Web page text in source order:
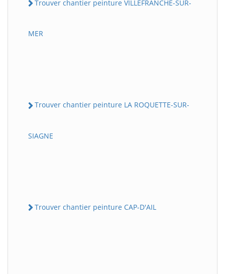
Trouver chantier peinture VILLEFRANCHE-SUR-
MER
Trouver chantier peinture LA ROQUETTE-SUR-
SIAGNE
Trouver chantier peinture CAP-D'AIL